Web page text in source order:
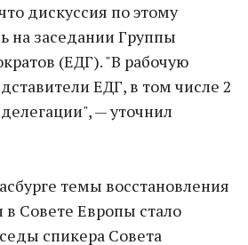
дискуссия по этому
на заседании Группы
(ЕДГ). "В рабочую
ЕДГ, в том числе 2
— уточнил
темы восстановления
в Совете Европы стало
спикера Совета